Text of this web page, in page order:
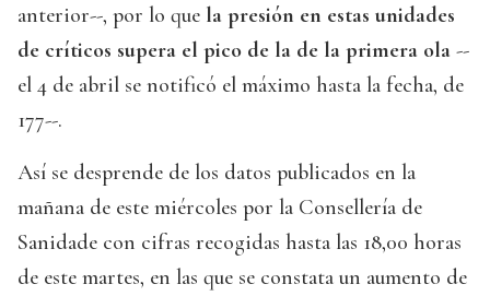
anterior--, por lo que la presión en estas unidades
de críticos supera el pico de la de la primera ola --
el 4 de abril se notificó el máximo hasta la fecha, de
177--.
Así se desprende de los datos publicados en la
mañana de este miércoles por la Consellería de
Sanidade con cifras recogidas hasta las 18,00 horas
de este martes, en las que se constata un aumento de